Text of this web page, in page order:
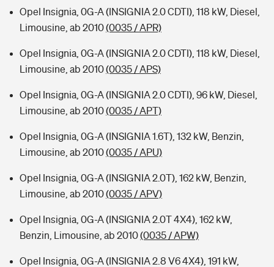
Opel Insignia, 0G-A (INSIGNIA 2.0 CDTI), 118 kW, Diesel,
Limousine, ab 2010(0035 / APR)
Opel Insignia, 0G-A (INSIGNIA 2.0 CDTI), 118 kW, Diesel,
Limousine, ab 2010(0035 / APS)
Opel Insignia, 0G-A (INSIGNIA 2.0 CDTI), 96 kW, Diesel,
Limousine, ab 2010(0035 / APT)
Opel Insignia, 0G-A (INSIGNIA 1.6T), 132 kW, Benzin,
Limousine, ab 2010(0035 / APU)
Opel Insignia, 0G-A (INSIGNIA 2.0T), 162 kW, Benzin,
Limousine, ab 2010(0035 / APV)
Opel Insignia, 0G-A (INSIGNIA 2.0T 4X4), 162 kW,
Benzin, Limousine, ab 2010(0035 / APW)
Opel Insignia, 0G-A (INSIGNIA 2.8 V6 4X4), 191 kW,